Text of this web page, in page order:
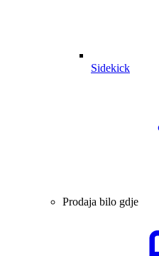
Sidekick
Prodaja bilo gdje